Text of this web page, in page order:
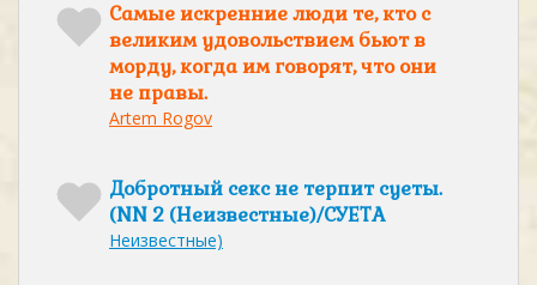
Самые искренние люди те, кто с
великим удовольствием бьют в
морду, когда им говорят, что они
не правы.
Artem Rogov
Добротный секс не терпит суеты.
(NN 2 (Неизвестные)/СУЕТА
Неизвестные)